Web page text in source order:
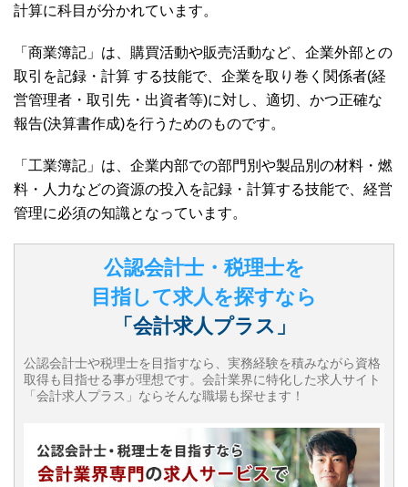
計算に科目が分かれています。
「商業簿記」は、購買活動や販売活動など、企業外部との
取引を記録・計算 する技能で、企業を取り巻く関係者(経
営管理者・取引先・出資者等)に対し、適切、かつ正確な
報告(決算書作成)を行うためのものです。
「工業簿記」は、企業内部での部門別や製品別の材料・燃
料・人力などの資源の投入を記録・計算する技能で、経営
管理に必須の知識となっています。
公認会計士・税理士を
目指して求人を探すなら
「会計求人プラス」
公認会計士や税理士を目指すなら、実務経験を積みながら資格
取得も目指せる事が理想です。会計業界に特化した求人サイト
「会計求人プラス」ならそんな職場も探せます！